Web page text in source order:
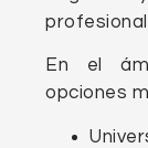
En el
opciones